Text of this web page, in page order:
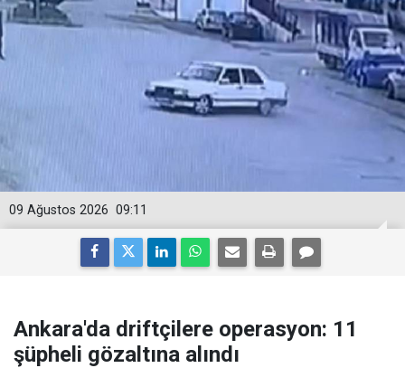
09:11
09 Ağustos 2026
Ankara'da driftçilere operasyon: 11
şüpheli gözaltına alındı